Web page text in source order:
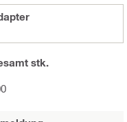
stk.